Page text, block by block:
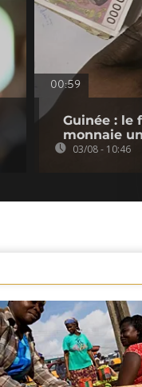
00:59
Guinée : le
monnaie
03/08 - 10:46